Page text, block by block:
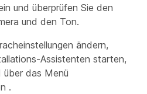
und überprüfen Sie den
und den Ton.
ändern,
Assistenten starten,
das Menü
.